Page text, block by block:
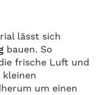
lässt sich
bauen. So
frische Luft und
kleinen
um einen